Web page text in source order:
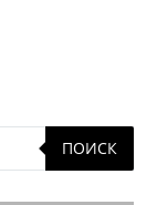
ПОИСК